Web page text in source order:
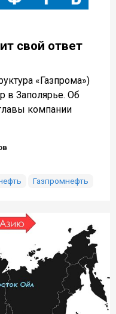
свой ответ
«Газпрома»)
в Заполярье. Об
компании
Газпромнефть